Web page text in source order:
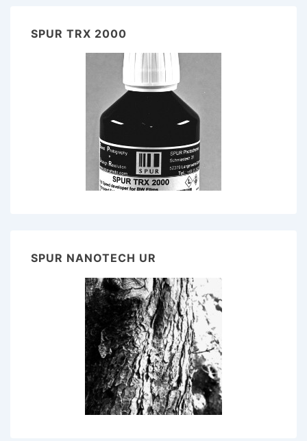
SPUR TRX 2000
SPUR NANOTECH UR